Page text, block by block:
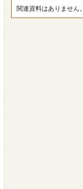
関連資料はありません。